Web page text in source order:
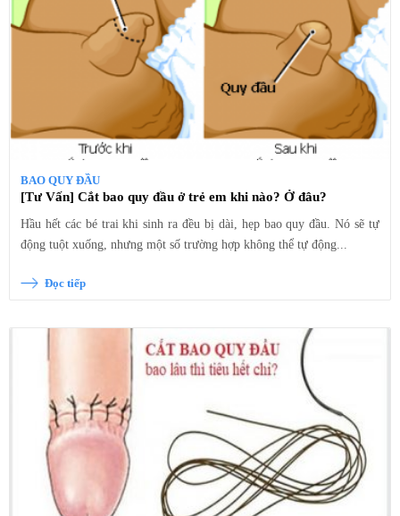
BAO QUY ĐẦU
[Tư Vấn] Cắt bao quy đầu ở trẻ em khi nào? Ở đâu?
Hầu hết các bé trai khi sinh ra đều bị dài, hẹp bao quy đầu. Nó sẽ tự
động tuột xuống, nhưng một số trường hợp không thể tự động...
Đọc tiếp